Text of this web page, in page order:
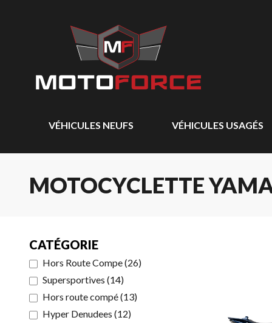
VÉHICULES NEUFS VÉHICULES USAGÉS
MOTOCYCLETTE
CATÉGORIE
Hors Route Compe(26)
Supersportives (14)
Hors route compé(13)
Hyper Denudees (12)